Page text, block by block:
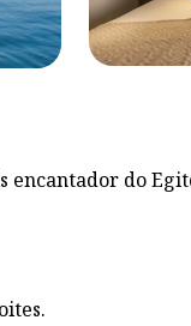
encantador do